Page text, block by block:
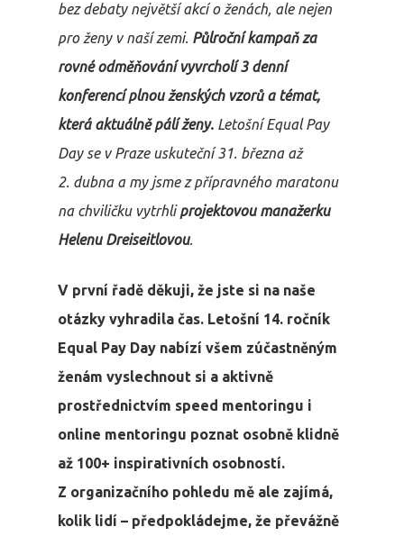
bez debaty největší akcí o ženách, ale nejen
pro ženy v naší zemi. Půlroční kampaň za
rovné odměňování vyvrcholí 3 denní
konferencí plnou ženských vzorů a témat,
která aktuálně pálí ženy. Letošní Equal Pay
Day se v Praze uskuteční 31. března až
2. dubna a my jsme z přípravného maratonu
na chviličku vytrhliprojektovou manažerku
Helenu Dreiseitlovou.
V první řadě děkuji, že jste si na naše
otázky vyhradila čas. Letošní 14. ročník
Equal Pay Day nabízí všem zúčastněným
ženám vyslechnout si a aktivně
prostřednictvím speed mentoringu i
online mentoringu poznat osobně klidně
až 100+ inspirativních osobností.
Z organizačního pohledu mě ale zajímá,
kolik lidí – předpokládejme, že převážně